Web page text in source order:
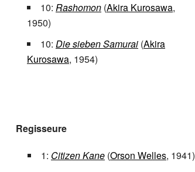
10: Rashomon (Akira Kurosawa,
1950)
10: Die sieben Samurai (Akira
Kurosawa, 1954)
Regisseure
1: Citizen Kane (Orson Welles, 1941)